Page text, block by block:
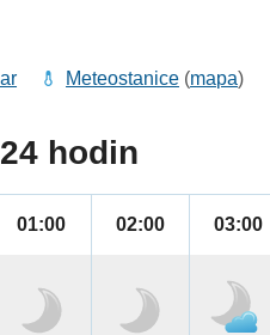
Meteostanice (mapa)
hodin
01:00 02:00 03:00